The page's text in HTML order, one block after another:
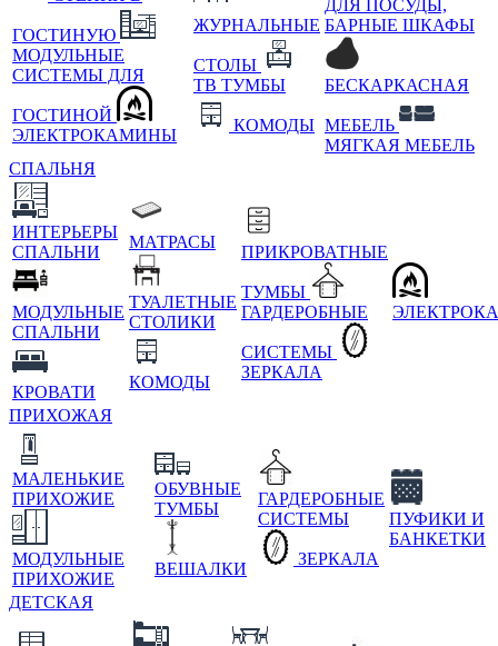
ГОСТИНУЮ
МОДУЛЬНЫЕ
СИСТЕМЫ ДЛЯ
ГОСТИНОЙ
ЭЛЕКТРОКАМИНЫ
ЖУРНАЛЬНЫЕ
СТОЛЫ
ТВ ТУМБЫ
КОМОДЫ
ДЛЯ ПОСУДЫ,
БАРНЫЕ ШКАФЫ
БЕСКАРКАСНАЯ
МЕБЕЛЬ
МЯГКАЯ МЕБЕЛЬ
СПАЛЬНЯ
ИНТЕРЬЕРЫ
СПАЛЬНИ
МОДУЛЬНЫЕ
СПАЛЬНИ
КРОВАТИ
МАТРАСЫ
ТУАЛЕТНЫЕ
СТОЛИКИ
КОМОДЫ
ПРИКРОВАТНЫЕ
ТУМБЫ
ГАРДЕРОБНЫЕ
СИСТЕМЫ
ЗЕРКАЛА
ПРИХОЖАЯ
МАЛЕНЬКИЕ
ПРИХОЖИЕ
МОДУЛЬНЫЕ
ПРИХОЖИЕ
ОБУВНЫЕ
ТУМБЫ
ВЕШАЛКИ
ГАРДЕРОБНЫЕ
СИСТЕМЫ
ЗЕРКАЛА
ПУФИКИ И
БАНКЕТКИ
ДЕТСКАЯ